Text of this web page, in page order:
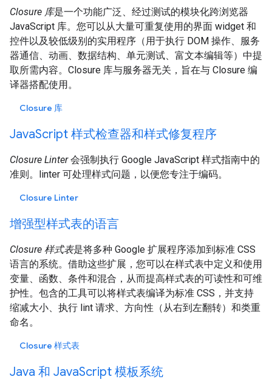
Closure 库是一个功能广泛、经过测试的模块化跨浏览器
JavaScript 库。您可以从大量可重复使用的界面 widget 和
控件以及较低级别的实用程序（用于执行 DOM 操作、服务
器通信、动画、数据结构、单元测试、富文本编辑等）中提
取所需内容。Closure 库与服务器无关，旨在与 Closure 编
译器搭配使用。
Closure 库
JavaScript 样式检查器和样式修复程序
Closure Linter会强制执行 Google JavaScript 样式指南中的
准则。linter 可处理样式问题，以便您专注于编码。
Closure Linter
增强型样式表的语言
Closure 样式表是将多种 Google 扩展程序添加到标准 CSS
语言的系统。借助这些扩展，您可以在样式表中定义和使用
变量、函数、条件和混合，从而提高样式表的可读性和可维
护性。包含的工具可以将样式表编译为标准 CSS，并支持
缩减大小、执行 lint 请求、方向性（从右到左翻转）和类重
命名。
Closure 样式表
Java 和 JavaScript 模板系统